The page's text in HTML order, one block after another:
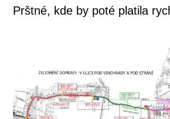
Prštné, kde by poté platila